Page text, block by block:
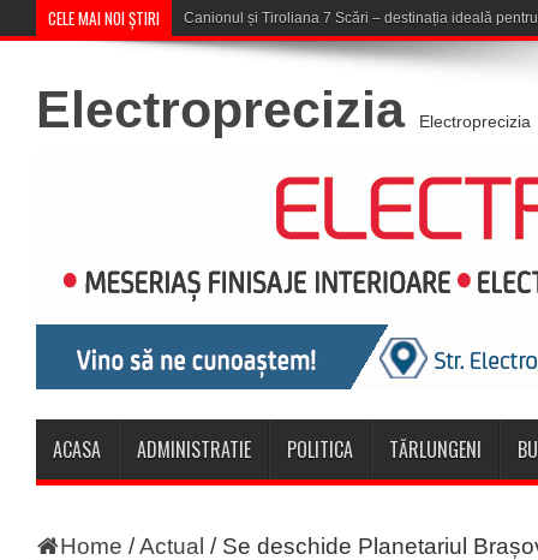
CELE MAI NOI ȘTIRI Concert în aer liber la Komeea Café
Electroprecizia Electroprecizia
ACASA ADMINISTRATIE POLITICA TĂRLUNGENI
Home /Actual / Se deschide Planetariul